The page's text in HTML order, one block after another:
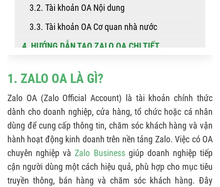
3.2. Tài khoản OA Nội dung
3.3. Tài khoản OA Cơ quan nhà nước
4. HƯỚNG DẪN TẠO ZALO OA CHI TIẾT
5.1. Xác thực OA theo tên doanh nghiệp, cửa
hàng hoặc địa điểm kinh doanh
5.2. Xác thực OA theo tên thương hiệu
5.3. Xác thực OA theo tên khác hoặc ngành
nghề kinh doanh có điều kiện
6. HƯỚNG DẪN SỬ DỤNG MỘT SỐ CHỨC NĂNG
OA
1. ZALO OA LÀ GÌ?
Zalo OA (Zalo Official Account) là tài khoản chính thức
dành cho doanh nghiệp, cửa hàng, tổ chức hoặc cá nhân
dùng để cung cấp thông tin, chăm sóc khách hàng và vận
hành hoạt động kinh doanh trên nền tảng Zalo. Việc có OA
chuyên nghiệp vàZalo Businessgiúp doanh nghiệp tiếp
cận người dùng một cách hiệu quả, phù hợp cho mục tiêu
truyền thông, bán hàng và chăm sóc khách hàng. Đây